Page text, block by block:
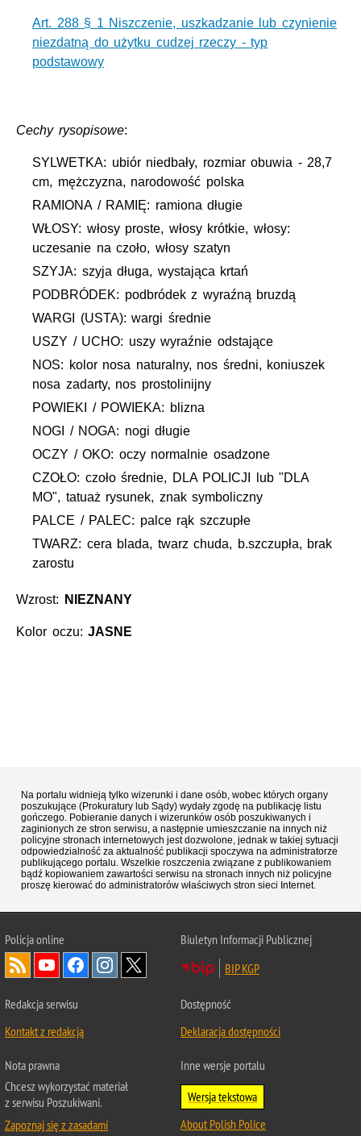
Art. 288 § 1 Niszczenie, uszkadzanie lub czynienie
niezdatną do użytku cudzej rzeczy - typ
podstawowy
Cechy rysopisowe:
SYLWETKA: ubiór niedbały, rozmiar obuwia - 28,7
cm, mężczyzna, narodowość polska
RAMIONA / RAMIĘ: ramiona długie
WŁOSY: włosy proste, włosy krótkie, włosy:
uczesanie na czoło, włosy szatyn
SZYJA: szyja długa, wystająca krtań
PODBRÓDEK: podbródek z wyraźną bruzdą
WARGI (USTA): wargi średnie
USZY / UCHO: uszy wyraźnie odstające
NOS: kolor nosa naturalny, nos średni, koniuszek
nosa zadarty, nos prostolinijny
POWIEKI / POWIEKA: blizna
NOGI / NOGA: nogi długie
OCZY / OKO: oczy normalnie osadzone
CZOŁO: czoło średnie, DLA POLICJI lub "DLA
MO", tatuaż rysunek, znak symboliczny
PALCE / PALEC: palce rąk szczupłe
TWARZ: cera blada, twarz chuda, b.szczupła, brak
zarostu
Wzrost: NIEZNANY
Kolor oczu:JASNE
Na portalu widnieją tylko wizerunki i dane osób, wobec których organy
poszukujące (Prokuratury lub Sądy) wydały zgodę na publikację listu
gończego. Pobieranie danych i wizerunków osób poszukiwanych i
zaginionych ze stron serwisu, a następnie umieszczanie na innych niż
policyjne stronach internetowych jest dozwolone, jednak w takiej sytuacji
odpowiedzialność za aktualność publikacji spoczywa na administratorze
publikującego portalu. Wszelkie roszczenia związane z publikowaniem
bądź kopiowaniem zawartości serwisu na stronach innych niż policyjne
proszę kierować do administratorów właściwych stron sieci Internet.
Policjaonline
Biuletyn Informacji Publicznej
BIP KGP
Redakcja serwisu
Kontakt z redakcją
Dostępność
Deklaracja dostępności
Nota prawna
Chcesz wykorzystać materiał
z serwisu Poszukiwani.
Zapoznaj się z zasadami
Inne wersje portalu
Wersja tekstowa
About Polish Police